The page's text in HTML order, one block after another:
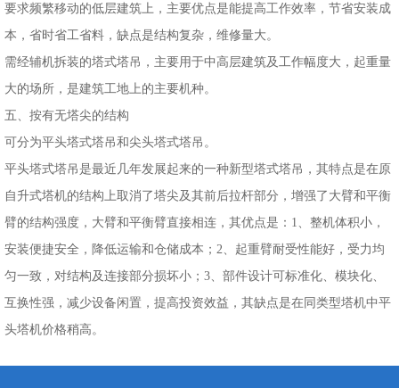
要求频繁移动的低层建筑上，主要优点是能提高工作效率，节省安装成
本，省时省工省料，缺点是结构复杂，维修量大。
需经辅机拆装的塔式塔吊，主要用于中高层建筑及工作幅度大，起重量
大的场所，是建筑工地上的主要机种。
五、按有无塔尖的结构
可分为平头塔式塔吊和尖头塔式塔吊。
平头塔式塔吊是最近几年发展起来的一种新型塔式塔吊，其特点是在原
自升式塔机的结构上取消了塔尖及其前后拉杆部分，增强了大臂和平衡
臂的结构强度，大臂和平衡臂直接相连，其优点是：1、整机体积小，
安装便捷安全，降低运输和仓储成本；2、起重臂耐受性能好，受力均
匀一致，对结构及连接部分损坏小；3、部件设计可标准化、模块化、
互换性强，减少设备闲置，提高投资效益，其缺点是在同类型塔机中平
头塔机价格稍高。